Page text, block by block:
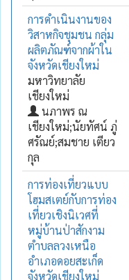
การดำเนินงานของ
วิสาหกิจชุมชน กลุ่ม
ผลิตภัณฑ์จากผ้าใน
จังหวัดเชียงใหม่
มหาวิทยาลัย
เชียงใหม่
นภาพร ณ
เชียงใหม่;นัยทัศน์ ภู่
ศรัณย์;สมชาย เตียว
กุล
การท่องเที่ยวแบบ
โฮมสเตย์กับการท่อง
เที่ยวเชิงนิเวศที่
หมู่บ้านป่าสักงาม
ตำบลลวงเหนือ
อำเภอดอยสะเก็ด
จังหวัดเชียงใหม่